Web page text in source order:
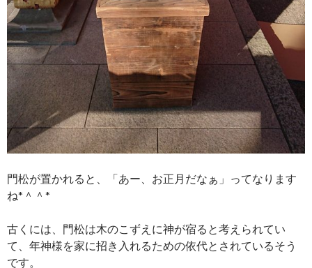
門松が置かれると、「あー、お正月だなぁ」ってなります
ね*＾＾*
古くには、門松は木のこずえに神が宿ると考えられてい
て、年神様を家に招き入れるための依代とされているそう
です。